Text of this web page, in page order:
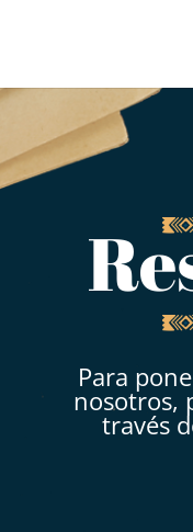
Para
nosotros,
través